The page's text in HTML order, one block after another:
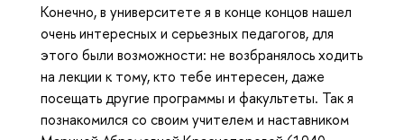
Конечно, в университете я в конце концов нашел
очень интересных и серьезных педагогов, для
этого были возможности: не возбранялось ходить
на лекции к тому, кто тебе интересен, даже
посещать другие программы и факультеты. Так я
познакомился со своим учителем и наставником